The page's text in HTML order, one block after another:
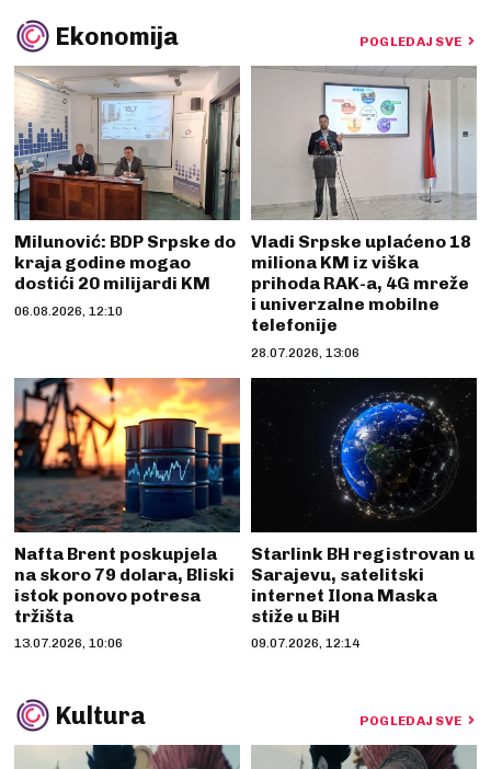
Ekonomija POGLEDAJ SVE
Milunović: BDP Srpske do
kraja godine mogao
dostići 20 milijardi KM
06.08.2026, 12:10
Vladi Srpske uplaćeno 18
miliona KM iz viška
prihoda RAK-a, 4G mreže
i univerzalne mobilne
telefonije
28.07.2026, 13:06
Nafta Brent poskupjela
na skoro 79 dolara, Bliski
istok ponovo potresa
tržišta
13.07.2026, 10:06
Starlink BH registrovan u
Sarajevu, satelitski
internet Ilona Maska
stiže u BiH
09.07.2026, 12:14
Kultura POGLEDAJ SVE